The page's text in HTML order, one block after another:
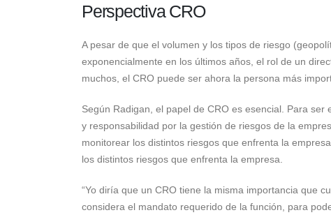
Perspectiva CRO
A pesar de que el volumen y los tipos de riesgo
exponencialmente en los últimos años, el rol de un
muchos, el CRO puede ser ahora la persona más
Según Radigan, el papel de CRO es esencial. Para
y responsabilidad por la gestión de riesgos de la
monitorear los distintos riesgos que enfrenta la
los distintos riesgos que enfrenta la empresa.
“Yo diría que un CRO tiene la misma importancia que
considera el mandato requerido de la función, para